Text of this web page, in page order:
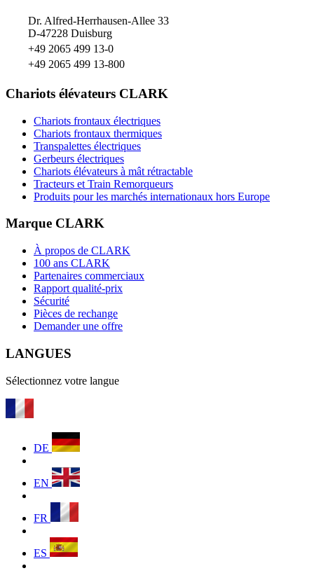
Dr. Alfred-Herrhausen-Allee 33
D-47228 Duisburg
+49 2065 499 13-0
+49 2065 499 13-800
Chariots élévateurs CLARK
Chariots frontaux électriques
Chariots frontaux thermiques
Transpalettes électriques
Gerbeurs électriques
Chariots élévateurs à mât rétractable
Tracteurs et Train Remorqueurs
Produits pour les marchés internationaux hors Europe
Marque CLARK
À propos de CLARK
100 ans CLARK
Partenaires commerciaux
Rapport qualité-prix
Sécurité
Pièces de rechange
Demander une offre
LANGUES
Sélectionnez votre langue
DE
EN
FR
ES